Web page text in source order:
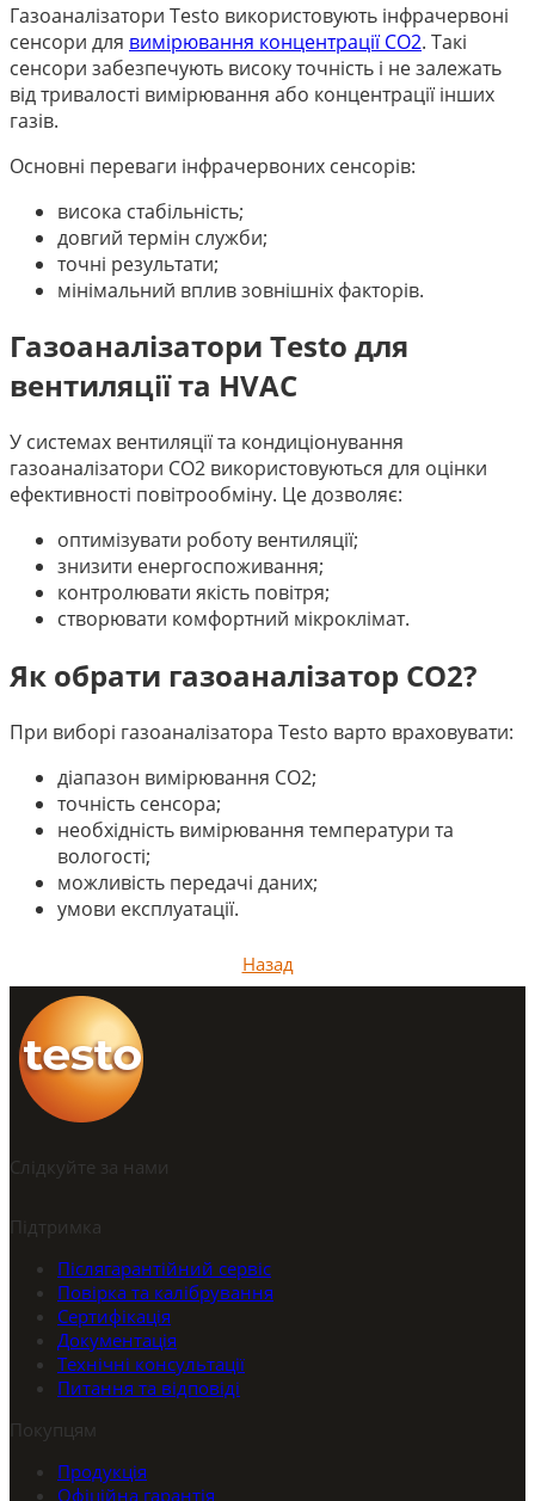
Газоаналізатори Testo використовують інфрачервоні
сенсори для вимірювання концентрації CO2. Такі
сенсори забезпечують високу точність і не залежать
від тривалості вимірювання або концентрації інших
газів.
Основні переваги інфрачервоних сенсорів:
висока стабільність;
довгий термін служби;
точні результати;
мінімальний вплив зовнішніх факторів.
Газоаналізатори Testo для
вентиляції та HVAC
У системах вентиляції та кондиціонування
газоаналізатори CO2 використовуються для оцінки
ефективності повітрообміну. Це дозволяє:
оптимізувати роботу вентиляції;
знизити енергоспоживання;
контролювати якість повітря;
створювати комфортний мікроклімат.
Як обрати газоаналізатор CO2?
При виборі газоаналізатора Testo варто враховувати:
діапазон вимірювання CO2;
точність сенсора;
необхідність вимірювання температури та
вологості;
можливість передачі даних;
умови експлуатації.
Назад
Слідкуйте за нами
Підтримка
Післягарантійний сервіс
Повірка та калібрування
Сертифікація
Документація
Технічні консультації
Питання та відповіді
Покупцям
Продукція
Офіційна гарантія